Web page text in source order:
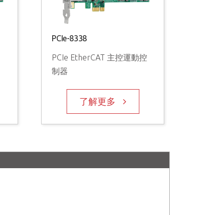
PCIe-8338
PCIe EtherCAT 主控運動控
制器
了解更多